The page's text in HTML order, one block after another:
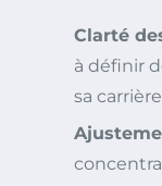
Clarté
à définir
sa